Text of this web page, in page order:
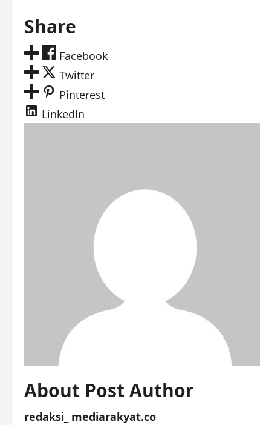
Share
Facebook
Twitter
Pinterest
LinkedIn
About Post Author
redaksi_ mediarakyat.co